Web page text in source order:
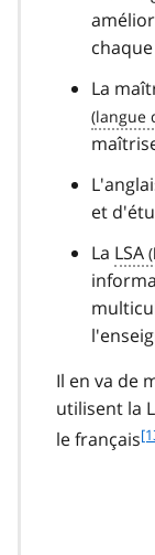
La
et
La LSA
Il en va de
utilisent la
le françaisf